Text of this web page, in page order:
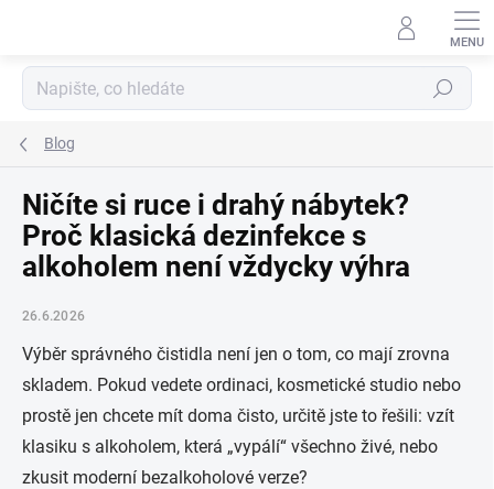
Hledat
Blog
Ničíte si ruce i drahý nábytek?
Proč klasická dezinfekce s
alkoholem není vždycky výhra
26.6.2026
Výběr správného čistidla není jen o tom, co mají zrovna
skladem. Pokud vedete ordinaci, kosmetické studio nebo
prostě jen chcete mít doma čisto, určitě jste to řešili: vzít
klasiku s alkoholem, která „vypálí“ všechno živé, nebo
zkusit moderní bezalkoholové verze?